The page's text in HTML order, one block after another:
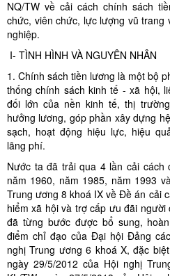
NQ/TW về cải cách chính sách
chức, viên chức, lực lượng vũ trang
nghiệp.
I- TÌNH HÌNH VÀ NGUYÊN NHÂN
1. Chính sách tiền lương là một bộ
thống chính sách kinh tế - xã hội,
đối lớn của nền kinh tế, thị
hưởng lương, góp phần xây dựng
sạch, hoạt động hiệu lực, hiệu
lãng phí.
Nước ta đã trải qua 4 lần cải cách
năm 1960, năm 1985, năm 1993
Trung ương 8 khoá IX về Đề án cải
hiểm xã hội và trợ cấp ưu đãi
đã từng bước được bổ sung,
điểm chỉ đạo của Đại hội Đảng
nghị Trung ương 6 khoá X, đặc
ngày 29/5/2012 của Hội nghị